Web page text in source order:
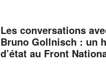
Les conversations
Bruno Gollnisch : un
d’état au Front